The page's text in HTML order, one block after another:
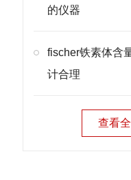
的仪器
fischer铁素体含
计合理
查看